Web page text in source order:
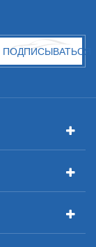
ПОДПИСЫВАТЬСЯ